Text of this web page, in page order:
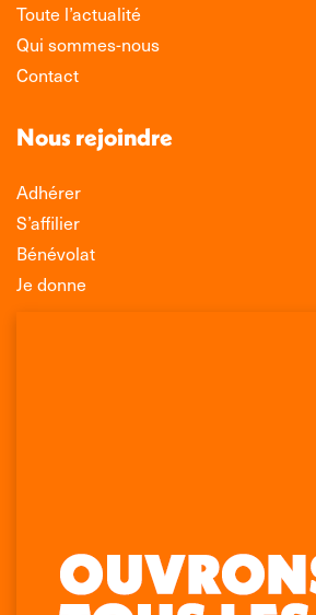
Toute l’actualité
Qui sommes-nous
Contact
Nous rejoindre
Adhérer
S’affilier
Bénévolat
Je donne
Retrouvez-nous sur :
La
La
La